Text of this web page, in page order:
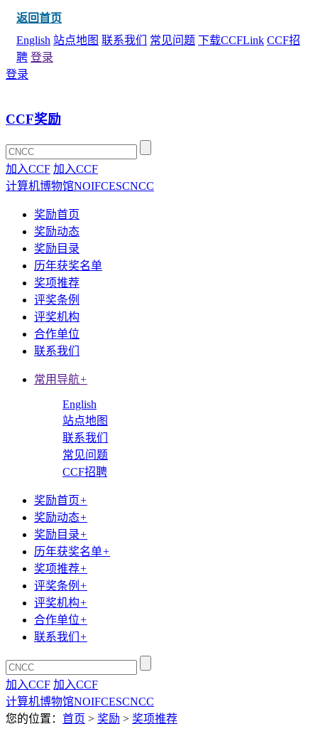
返回首页
English 站点地图 联系我们 常见问题 下载CCFLink CCF招
聘 登录
登录
CCF奖励
加入CCF 加入CCF
计算机博物馆NOIFCESCNCC
奖励首页
奖励动态
奖励目录
历年获奖名单
奖项推荐
评奖条例
评奖机构
合作单位
联系我们
常用导航+
English
站点地图
联系我们
常见问题
CCF招聘
奖励首页+
奖励动态+
奖励目录+
历年获奖名单+
奖项推荐+
评奖条例 +
评奖机构+
合作单位+
联系我们 +
加入CCF 加入CCF
计算机博物馆NOIFCESCNCC
您的位置： 首页 > 奖励 > 奖项推荐